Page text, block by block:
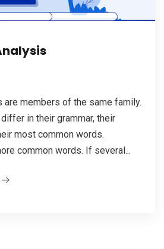
are members of the same family.
in their grammar, their
most common words.
common words. If several...